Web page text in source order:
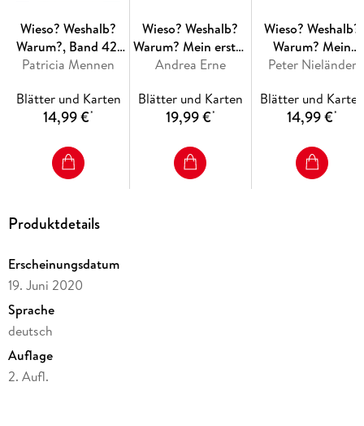
ermöglichen Kindern, sich ihre Themen selbst zu erschließen.
Der Spaß am eigenhändigen Entdecken, die liebevolle
Umsetzung und die qualitativ hochwertige Ausstattung
Wieso? Weshalb?
Warum?, Band 42:
Abschied, Tod und
Patricia Mennen
Blätter und Karten
14,99 €*
Wieso? Weshalb?
Warum? Mein erster
Weltatlas
Andrea Erne
Blätter und Karten
19,99 €*
Wieso? Weshalb?
Warum? Mein
junior-Lexikon:
Peter Nieländer
Blätter und Karten
14,99 €*
Produktdetails
Erscheinungsdatum
19. Juni 2020
Sprache
deutsch
Auflage
2. Aufl.